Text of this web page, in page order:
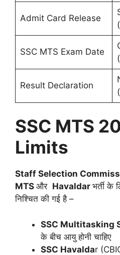
Admit Card Release
SSC MTS Exam Date
Result Declaration
SSC MTS
Limits
Staff Selection
MTS और Havaldar भर्ती के
निश्चित की गई है –
SSC Multitasking
के बीच आयु होनी चाहिए
SSC Havaldar